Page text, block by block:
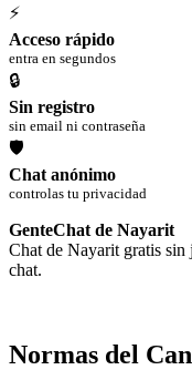
⚡
Acceso rápido
entra en segundos
🔒
Sin registro
sin email ni contraseña
🛡
Chat anónimo
controlas tu privacidad
GenteChat de Nayarit
Chat de Nayarit gratis sin
chat.
Normas del